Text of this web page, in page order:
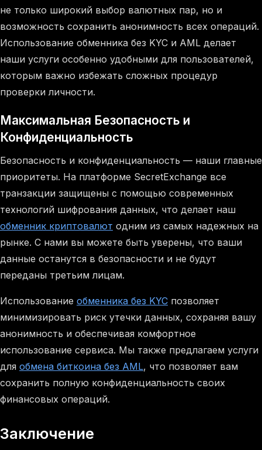
не только широкий выбор валютных пар, но и
возможность сохранить анонимность всех операций.
Использование обменника без KYC и AML делает
наши услуги особенно удобными для пользователей,
которым важно избежать сложных процедур
проверки личности.
Максимальная Безопасность и
Конфиденциальность
Безопасность и конфиденциальность — наши главные
приоритеты. На платформе SecretExchange все
транзакции защищены с помощью современных
технологий шифрования данных, что делает наш
обменник криптовалют одним из самых надежных на
рынке. С нами вы можете быть уверены, что ваши
данные останутся в безопасности и не будут
переданы третьим лицам.
Использование обменника без KYC позволяет
минимизировать риск утечки данных, сохраняя вашу
анонимность и обеспечивая комфортное
использование сервиса. Мы также предлагаем услуги
для обмена биткоина без AML, что позволяет вам
сохранить полную конфиденциальность своих
финансовых операций.
Заключение